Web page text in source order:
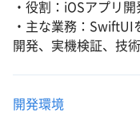
・役割：iOSアプリ開
・主な業務：SwiftUI
開発、実機検証、技
開発環境